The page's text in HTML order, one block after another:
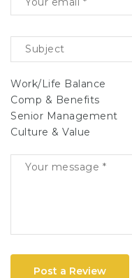
Work/Life Balance
Comp & Benefits
Senior Management
Culture & Value
Post a Review